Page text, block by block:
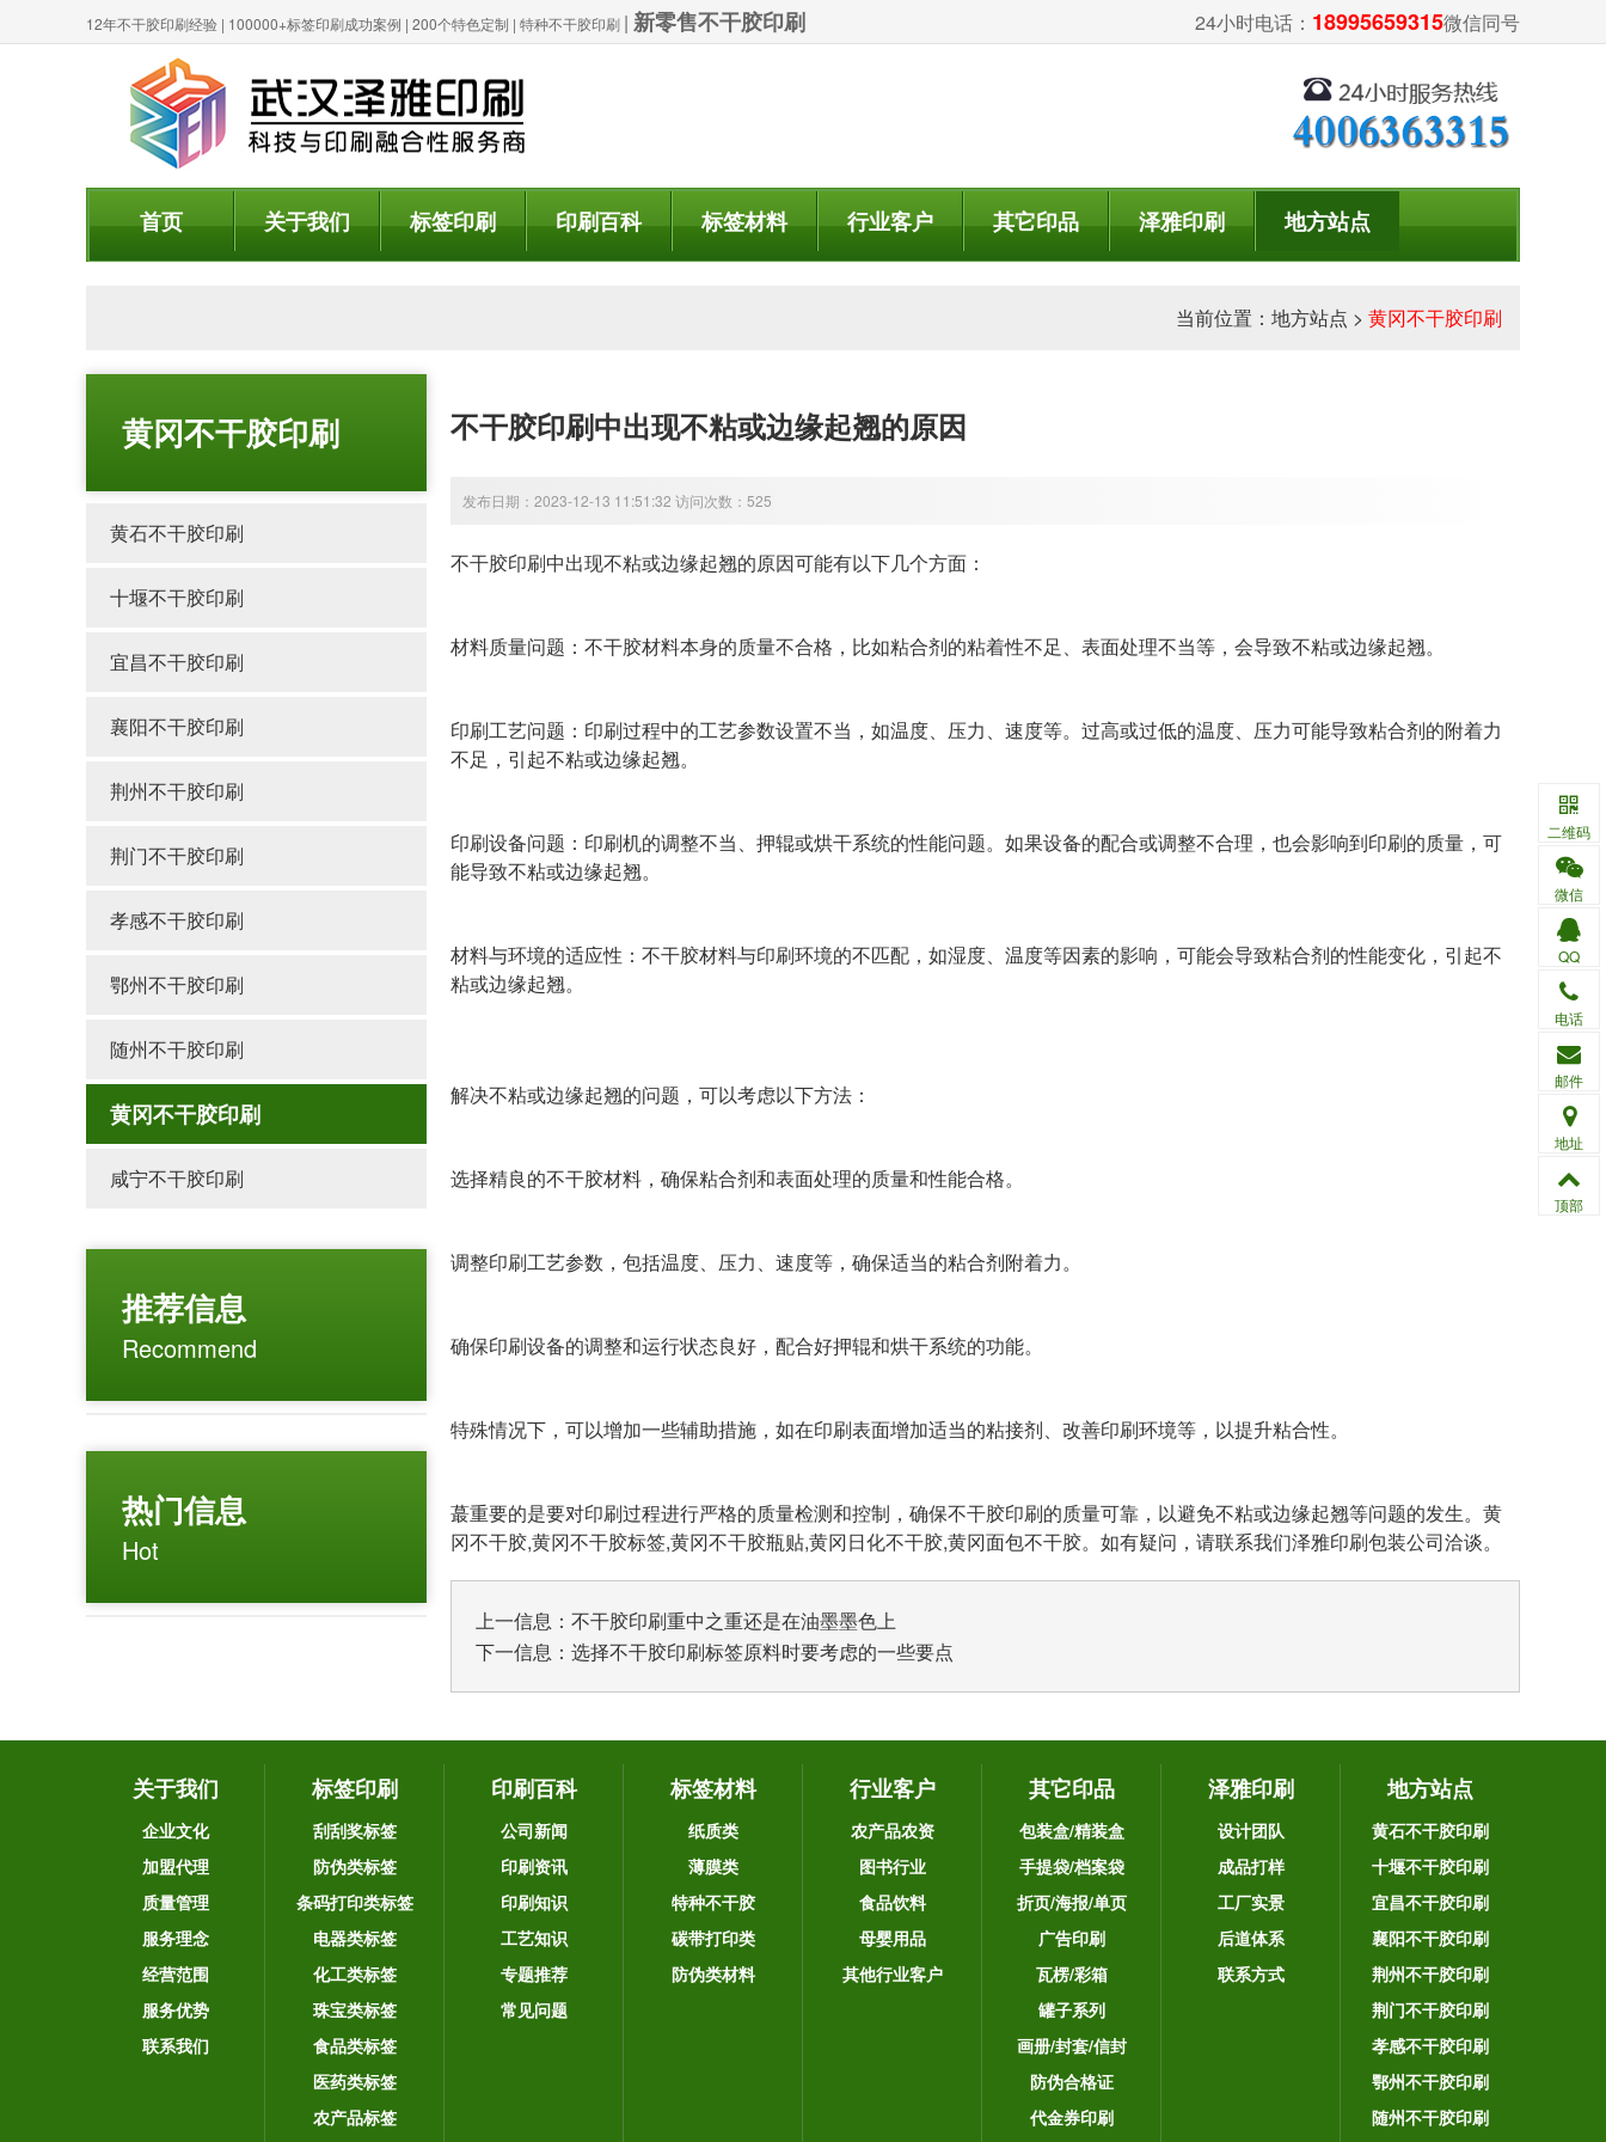
12年不干胶印刷经验 | 100000+标签印刷成功案例 | 200个特色定制 | 特种不干胶印刷 | 新零售不干胶印刷 24小时电话： 18995659315微信同号
首页 关于我们 标签印刷 印刷百科 标签材料 行业客户 其它印品 泽雅印刷 地方站点
当前位置： 地方站点 > 黄冈不干胶印刷
黄冈不干胶印刷
黄石不干胶印刷
十堰不干胶印刷
宜昌不干胶印刷
襄阳不干胶印刷
荆州不干胶印刷
荆门不干胶印刷
孝感不干胶印刷
鄂州不干胶印刷
随州不干胶印刷
黄冈不干胶印刷
咸宁不干胶印刷
推荐信息
Recommend
热门信息
Hot
不干胶印刷中出现不粘或边缘起翘的原因
发布日期：2023-12-13 11:51:32 访问次数：525
不干胶印刷中出现不粘或边缘起翘的原因可能有以下几个方面：
材料质量问题：不干胶材料本身的质量不合格，比如粘合剂的粘着性不足、表面处理不当等，会导致不粘或边缘起翘。
印刷工艺问题：印刷过程中的工艺参数设置不当，如温度、压力、速度等。过高或过低的温度、压力可能导致粘合剂的附着力
不足，引起不粘或边缘起翘。
印刷设备问题：印刷机的调整不当、押辊或烘干系统的性能问题。如果设备的配合或调整不合理，也会影响到印刷的质量，可
能导致不粘或边缘起翘。
材料与环境的适应性：不干胶材料与印刷环境的不匹配，如湿度、温度等因素的影响，可能会导致粘合剂的性能变化，引起不
粘或边缘起翘。
解决不粘或边缘起翘的问题，可以考虑以下方法：
选择精良的不干胶材料，确保粘合剂和表面处理的质量和性能合格。
调整印刷工艺参数，包括温度、压力、速度等，确保适当的粘合剂附着力。
确保印刷设备的调整和运行状态良好，配合好押辊和烘干系统的功能。
特殊情况下，可以增加一些辅助措施，如在印刷表面增加适当的粘接剂、改善印刷环境等，以提升粘合性。
蕞重要的是要对印刷过程进行严格的质量检测和控制，确保不干胶印刷的质量可靠，以避免不粘或边缘起翘等问题的发生。黄
冈不干胶,黄冈不干胶标签,黄冈不干胶瓶贴,黄冈日化不干胶,黄冈面包不干胶。如有疑问，请联系我们泽雅印刷包装公司洽谈。
上一信息： 不干胶印刷重中之重还是在油墨墨色上
下一信息： 选择不干胶印刷标签原料时要考虑的一些要点
关于我们
企业文化
加盟代理
质量管理
服务理念
经营范围
服务优势
联系我们
标签印刷
刮刮奖标签
防伪类标签
条码打印类标签
电器类标签
化工类标签
珠宝类标签
食品类标签
医药类标签
农产品标签
印刷百科
公司新闻
印刷资讯
印刷知识
工艺知识
专题推荐
常见问题
标签材料
纸质类
薄膜类
特种不干胶
碳带打印类
防伪类材料
行业客户
农产品农资
图书行业
食品饮料
母婴用品
其他行业客户
其它印品
包装盒/精装盒
手提袋/档案袋
折页/海报/单页
广告印刷
瓦楞/彩箱
罐子系列
画册/封套/信封
防伪合格证
代金券印刷
泽雅印刷
设计团队
成品打样
工厂实景
后道体系
联系方式
地方站点
黄石不干胶印刷
十堰不干胶印刷
宜昌不干胶印刷
襄阳不干胶印刷
荆州不干胶印刷
荆门不干胶印刷
孝感不干胶印刷
鄂州不干胶印刷
随州不干胶印刷
二维码
微信
QQ
电话
邮件
地址
顶部